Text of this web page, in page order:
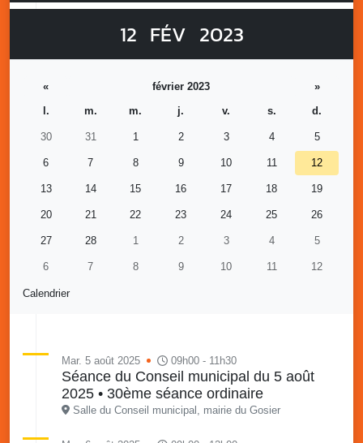
12 FÉV 2023
Calendrier
« février 2023
»
l.
m. m. j. v. s. d.
30 31 1 2 3 4 5
6 7 8 9 10 11 12
13 14 15 16 17 18 19
20 21 22 23 24 25 26
27 28 1 2 3 4 5
6 7 8 9 10 11 12
Mar. 5 août 2025 09h00 - 11h30
Séance du Conseil municipal du 5 août
2025 • 30ème séance ordinaire
Salle du Conseil municipal, mairie du Gosier